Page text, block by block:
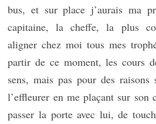
bus, et sur place j’aurais ma
capitaine, la cheffe, la plus
aligner chez moi tous mes
partir de ce moment, les cours
sens, mais pas pour des raisons
l’effleurer en me plaçant sur son
passer la porte avec lui, de